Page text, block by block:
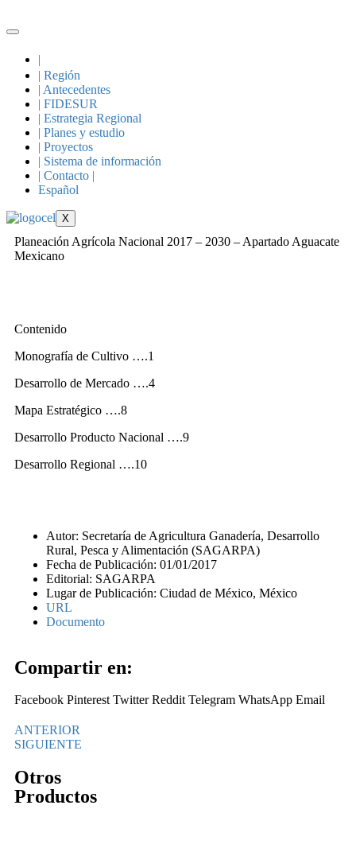
|
| Región
| Antecedentes
| FIDESUR
| Estrategia Regional
| Planes y estudio
| Proyectos
| Sistema de información
| Contacto |
Español
X
Planeación Agrícola Nacional 2017 – 2030 – Apartado Aguacate
Mexicano
Contenido
Monografía de Cultivo ….1
Desarrollo de Mercado ….4
Mapa Estratégico ….8
Desarrollo Producto Nacional ….9
Desarrollo Regional ….10
Autor: Secretaría de Agricultura Ganadería, Desarrollo
Rural, Pesca y Alimentación (SAGARPA)
Fecha de Publicación: 01/01/2017
Editorial: SAGARPA
Lugar de Publicación: Ciudad de México, México
URL
Documento
Compartir en:
Facebook Pinterest Twitter Reddit Telegram WhatsApp Email
ANTERIOR
SIGUIENTE
Otros
Productos